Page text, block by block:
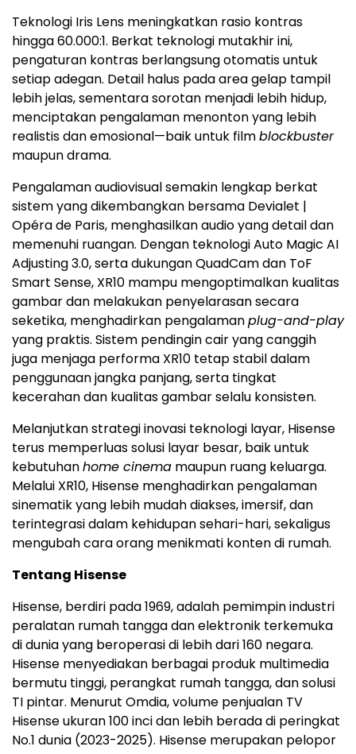
Teknologi Iris Lens meningkatkan rasio kontras
hingga 60.000:1. Berkat teknologi mutakhir ini,
pengaturan kontras berlangsung otomatis untuk
setiap adegan. Detail halus pada area gelap tampil
lebih jelas, sementara sorotan menjadi lebih hidup,
menciptakan pengalaman menonton yang lebih
realistis dan emosional—baik untuk filmblockbuster
maupun drama.
Pengalaman audiovisual semakin lengkap berkat
sistem yang dikembangkan bersama Devialet |
Opéra de Paris, menghasilkan audio yang detail dan
memenuhi ruangan. Dengan teknologi Auto Magic AI
Adjusting 3.0, serta dukungan QuadCam dan ToF
Smart Sense, XR10 mampu mengoptimalkan kualitas
gambar dan melakukan penyelarasan secara
seketika, menghadirkan pengalamanplug-and-play
yang praktis. Sistem pendingin cair yang canggih
juga menjaga performa XR10 tetap stabil dalam
penggunaan jangka panjang, serta tingkat
kecerahan dan kualitas gambar selalu konsisten.
Melanjutkan strategi inovasi teknologi layar, Hisense
terus memperluas solusi layar besar, baik untuk
kebutuhanhome cinema maupun ruang keluarga.
Melalui XR10, Hisense menghadirkan pengalaman
sinematik yang lebih mudah diakses, imersif, dan
terintegrasi dalam kehidupan sehari-hari, sekaligus
mengubah cara orang menikmati konten di rumah.
Tentang Hisense
Hisense, berdiri pada 1969, adalah pemimpin industri
peralatan rumah tangga dan elektronik terkemuka
di dunia yang beroperasi di lebih dari 160 negara.
Hisense menyediakan berbagai produk multimedia
bermutu tinggi, perangkat rumah tangga, dan solusi
TI pintar. Menurut Omdia, volume penjualan TV
Hisense ukuran 100 inci dan lebih berada di peringkat
No.1 dunia (2023-2025). Hisense merupakan pelopor